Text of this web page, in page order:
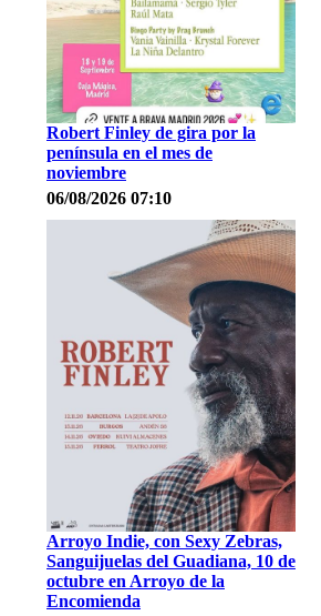
Robert Finley de gira por la
península en el mes de
noviembre
06/08/2026 07:10
Arroyo Indie, con Sexy Zebras,
Sanguijuelas del Guadiana, 10 de
octubre en Arroyo de la
Encomienda